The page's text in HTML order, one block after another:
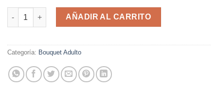
Bouquet Cumpleaños Color Deluxe (B-26) cantidad
AÑADIR AL CARRITO
Categoría: Bouquet Adulto